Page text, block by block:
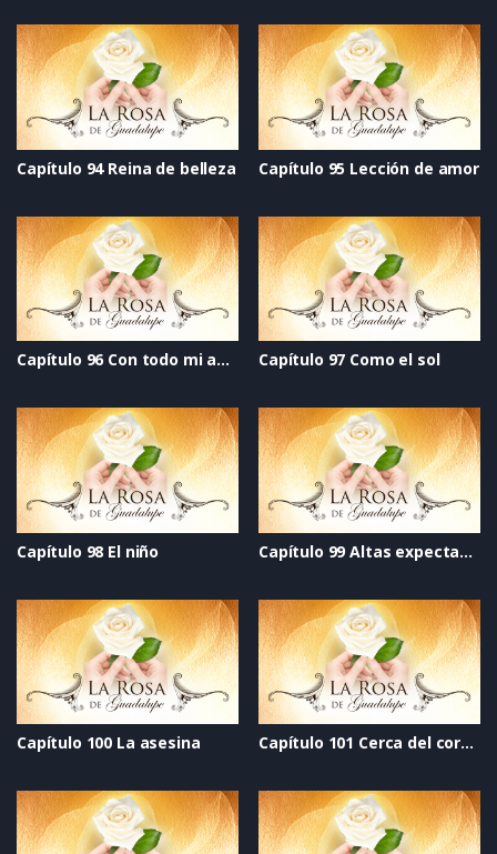
Capítulo 94 Reina de belleza Capítulo 95 Lección de amor
Capítulo 96 Con todo mi amor Capítulo 97 Como el sol
Capítulo 98 El niño Capítulo 99 Altas expectativas
Capítulo 100 La asesina Capítulo 101 Cerca del corazón